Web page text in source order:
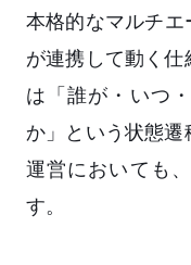
本格的なマルチ
が連携して動く
は「誰が・いつ
か」という状態
運営においても
す。